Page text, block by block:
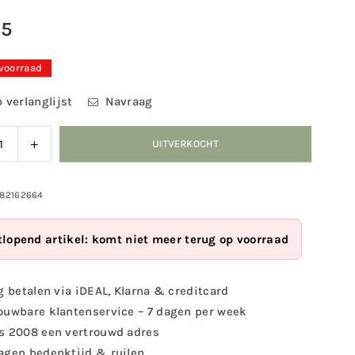
verlanglijst Navraag
Verhoog
de
voor
UITVERKOCHT
artikel: komt niet meer terug op voorraad
betalen via iDEAL, Klarna & creditcard
klantenservice – 7 dagen per week
2008 een vertrouwd adres